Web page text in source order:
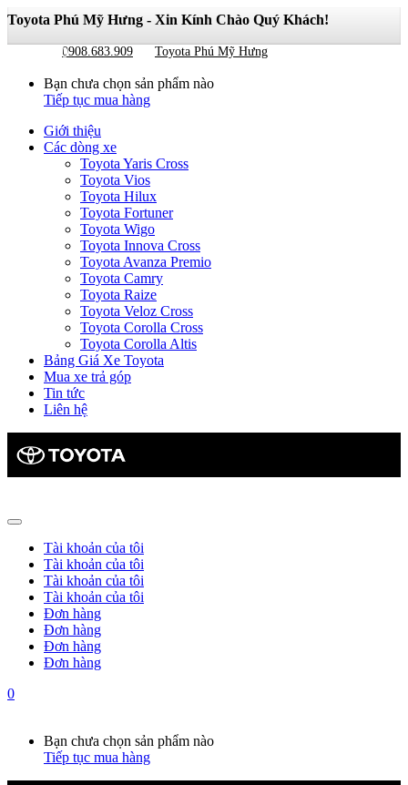
Toyota Phú Mỹ Hưng - Xin Kính Chào Quý Khách!
0908.683.909 Toyota Phú Mỹ Hưng
0
Bạn chưa chọn sản phẩm nào
Tiếp tục mua hàng
Giới thiệu
Các dòng xe
Toyota Yaris Cross
Toyota Vios
Toyota Hilux
Toyota Fortuner
Toyota Wigo
Toyota Innova Cross
Toyota Avanza Premio
Toyota Camry
Toyota Raize
Toyota Veloz Cross
Toyota Corolla Cross
Toyota Corolla Altis
Bảng Giá Xe Toyota
Mua xe trả góp
Tin tức
Liên hệ
Tài khoản của tôi
Tài khoản của tôi
Tài khoản của tôi
Tài khoản của tôi
Đơn hàng
Đơn hàng
Đơn hàng
Đơn hàng
0
Bạn chưa chọn sản phẩm nào
Tiếp tục mua hàng